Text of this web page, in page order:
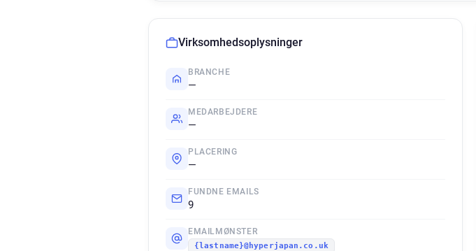
Virksomhedsoplysninger
BRANCHE
—
MEDARBEJDERE
—
PLACERING
—
FUNDNE EMAILS
9
EMAILMØNSTER
{lastname}@hyperjapan.co.uk